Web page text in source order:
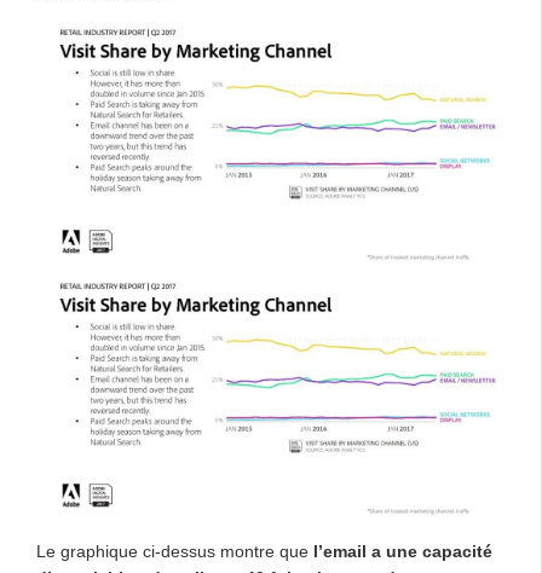
Le graphique ci-dessus montre que l’email a une capacité